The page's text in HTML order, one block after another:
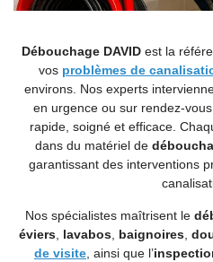
Débouchage DAVID est la
vos problèmes de
environs. Nos experts
en urgence ou sur rendez-
rapide, soigné et efficace.
dans du matériel de
garantissant des interventions
Nos spécialistes maîtrisent le
éviers, lavabos, baignoires,
de visite, ainsi que l’